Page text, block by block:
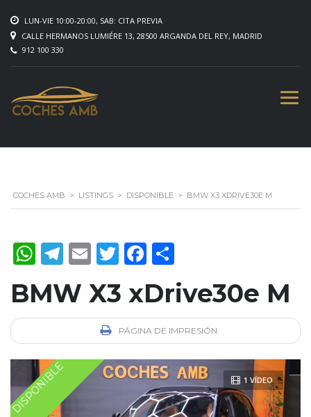
LUN-VIE 10:00-20:00, SAB: CITA PREVIA
CALLE HERMANOS LUMIÉRE 13, 28500 ARGANDA DEL REY, MADRID
912 100 330
COCHES AMB > LISTINGS > DISPONIBLE > BMW X3 XDRIVE30E M
WhatsApp
Telegram
EmailTwitterFacebook
BMW X3 xDrive30e M
PÁGINA DE IMPRESIÓN
1 VÍDEO
DISPONIBLE